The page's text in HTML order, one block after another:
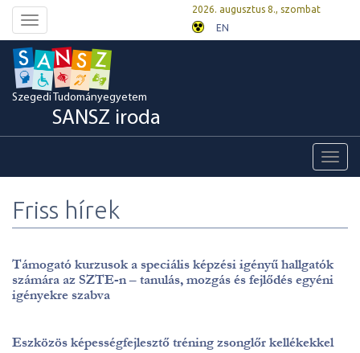
Toggle
navigation
2026. augusztus 8., szombat
EN
Szegedi Tudományegyetem
SANSZ iroda
Friss hírek
Támogató kurzusok a speciális képzési igényű hallgatók
számára az SZTE-n – tanulás, mozgás és fejlődés egyéni
igényekre szabva
Eszközös képességfejlesztő tréning zsonglőr kellékekkel